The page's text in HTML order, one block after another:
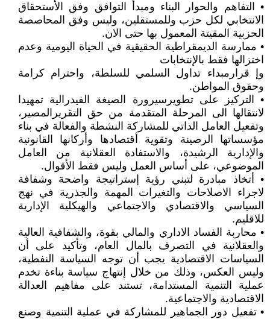
• التفاهم والحوار البناء ومبدأ التوافق وفق الأستحقاق
الانتخابي لكل حزب وللمستقلين، وليس وفق المحاصصة
الحزبية المقيتة المعمول بها حتى الان.
• ممارسة الديمقراطية الحقيقية في الحياة اليومية وعدم
اختزالها فقط بالإنتخابات
وإ قرارمبداء تداول السلمي للسلطة، واحترام كرامة
وحقوق المواطن.
• التركيز على تطويرسيرورة الصيغة الفيدرالية تمهيدا
لانتقالها الى المرحلة المتقدمة من حق التقريرالمصير،
وتفعيل العامل الذاتي للمشاركة النشطة والفعالة في بناء
مؤسساتها الرصينة وتقوية أقتصادها وأركانها القانونية
والإدارية الرشيدة، والاستفادة العقلانية من العامل
الموضوعي، على أساس العمل وليس فقط الأقوال.
• أتخاذ مبادرة لتبني رؤية إستراتيجة واضحة وشفافة
لاجراء الاصلاحات والتغيرات المهمة والجذرية في نهج
السياسي والاقتصادي والاجتماعي والهيكلية الإدارية
للاقليم.
• محاربة الفساد الاداري والمالي بقوة، والشفافية العالية
والعقلانية في التصرف بالمال العام، وتأكيد على أن
السياسات الاقتصادية يجب أن توجه السياسة النفطية،
وليس العكس، وذلك من خلال إنتهاج سياسة بناءة تخدم
عملية التنمية المستدامة، تستند على مفاهيم العدالة
الاقتصادية والاجتماعية.
• تفعيل دور الجماهير للمشاركة في عملية التنمية وصنع